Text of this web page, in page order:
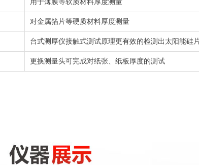
用于薄膜等软质材料厚度测量
对金属箔片等硬质材料厚度测量
台式测厚仪接触式测试原理更有效的检测出太阳能硅
更换测量头可完成对纸张、纸板厚度的测试